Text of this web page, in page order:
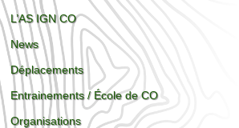
L’AS IGN CO
News
Déplacements
Entrainements / École de CO
Organisations